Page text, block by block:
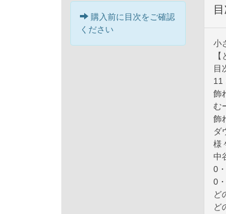
購入前に目次をご確認
ください
小
目
11
飾
む
飾
ダ
様
中
0
0
ど
ど